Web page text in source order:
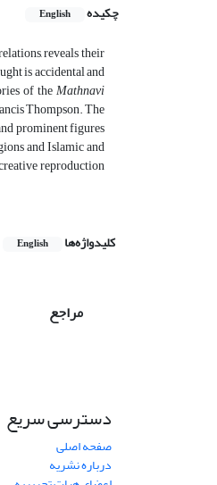
چکیده
English
reveals their
is accidental and
of theMathnavi
Thompson. The
prominent figures
and Islamic and
reproduction
کلیدواژه‌ها English
مراجع
دسترسی سریع
صفحه اصلی
درباره نشریه